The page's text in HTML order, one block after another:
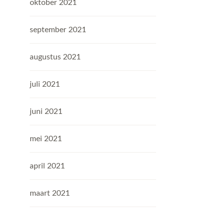
oktober 2021
september 2021
augustus 2021
juli 2021
juni 2021
mei 2021
april 2021
maart 2021